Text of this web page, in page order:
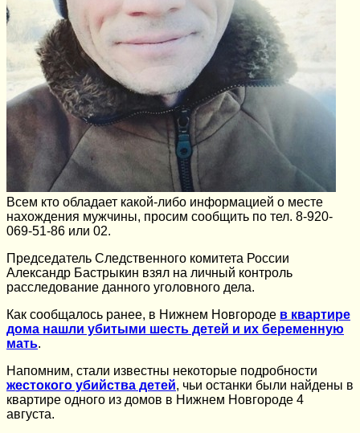
Всем кто обладает какой-либо информацией о месте
нахождения мужчины, просим сообщить по тел. 8-920-
069-51-86 или 02.
Председатель Следственного комитета России
Александр Бастрыкин взял на личный контроль
расследование данного уголовного дела.
Как сообщалось ранее, в Нижнем Новгороде в квартире
дома нашли убитыми шесть детей и их беременную
мать.
Напомним, стали известны некоторые подробности
жестокого убийства детей, чьи останки были найдены в
квартире одного из домов в Нижнем Новгороде 4
августа.